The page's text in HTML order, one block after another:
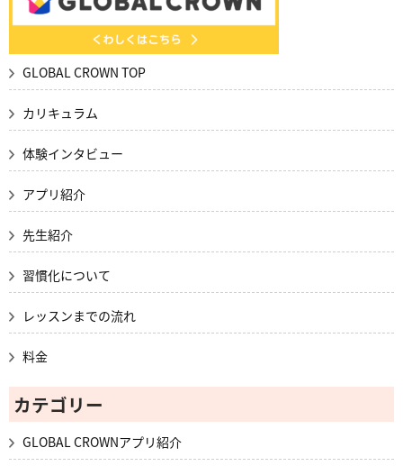
GLOBAL CROWN TOP
カリキュラム
体験インタビュー
アプリ紹介
先生紹介
習慣化について
レッスンまでの流れ
料金
カテゴリー
GLOBAL CROWNアプリ紹介